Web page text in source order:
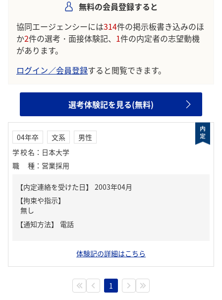
無料の会員登録すると
協同エージェンシーには314件の掲示板書き込みのほ
か2件の選考・面接体験記、 1件の内定者の志望動機
があります。
ログイン／会員登録すると閲覧できます。
選考体験記を見る(無料)
04年卒 文系
男性
学校名 ： 日本大学
職種 ： 営業採用
【内定連絡を受けた日】
2003年04月
【拘束や指示】
無し
【通知方法】
電話
体験記の詳細はこちら
1